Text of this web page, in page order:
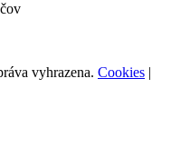
vyhrazena. Cookies |